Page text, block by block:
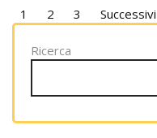
Paginazione
degli
articoli
1 2 3 Successivi
Ricerca